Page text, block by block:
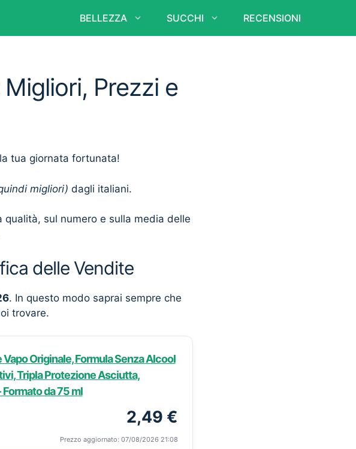
BELLEZZA SUCCHI RECENSIONI
Prezzi e
tua giornata fortunata!
migliori) dagli italiani.
sul numero e sulla media delle
delle Vendite
. In questo modo saprai sempre che
trovare.
Originale, Formula Senza Alcool
Tripla Protezione Asciutta,
da 75 ml
2,49 €
Prezzo aggiornato: 07/08/2026 21:08